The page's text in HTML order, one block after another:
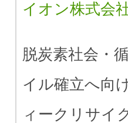
イオン株式会
脱炭素社会・
イル確立へ向
ィークリサイ